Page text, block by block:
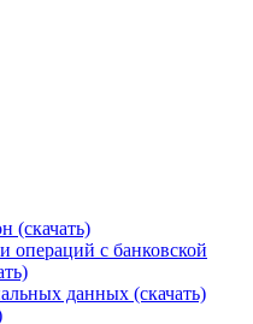
(скачать)
операций с банковской
данных (скачать)